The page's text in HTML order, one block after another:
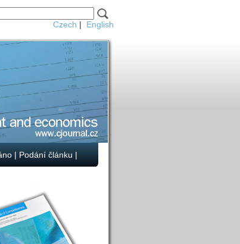
Czech | English
| Podání článku |